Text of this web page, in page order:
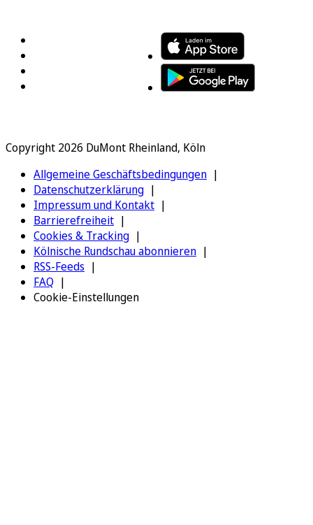
Copyright 2026 DuMont Rheinland, Köln
Allgemeine Geschäftsbedingungen
Datenschutzerklärung
Impressum und Kontakt
Barrierefreiheit
Cookies & Tracking
Kölnische Rundschau abonnieren
RSS-Feeds
FAQ
Cookie-Einstellungen